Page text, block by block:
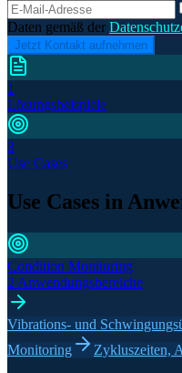
Daten gemäß der
Jetzt Kontakt aufnehmen
1
Lösungsbeispiele
3
Use Cases
Use Cases in
Condition Monitoring
2 Anwendungsbereiche
Vibrations- und
Monitoring
Zykluszeiten,